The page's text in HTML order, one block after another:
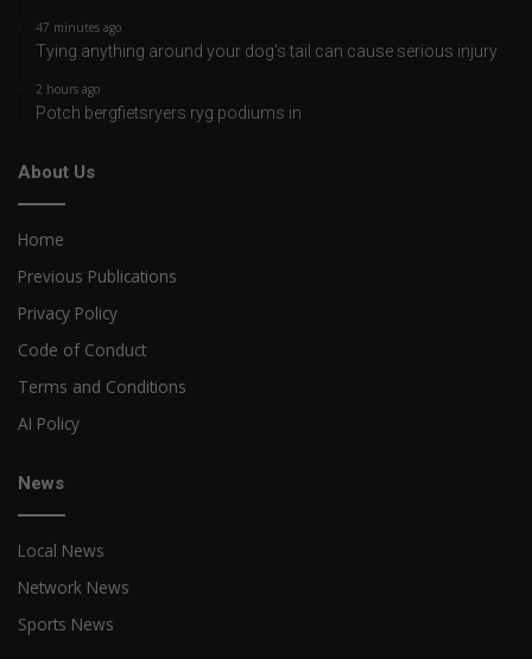
47 minutes ago
Tying anything around your dog’s tail can cause serious injury
2 hours ago
Potch bergfietsryers ryg podiums in
About Us
Home
Previous Publications
Privacy Policy
Code of Conduct
Terms and Conditions
AI Policy
News
Local News
Network News
Sports News